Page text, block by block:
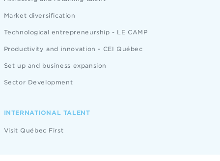
Market diversification
Technological entrepreneurship - LE CAMP
Productivity and innovation - CEI Québec
Set up and business expansion
Sector Development
INTERNATIONAL TALENT
Visit Québec First